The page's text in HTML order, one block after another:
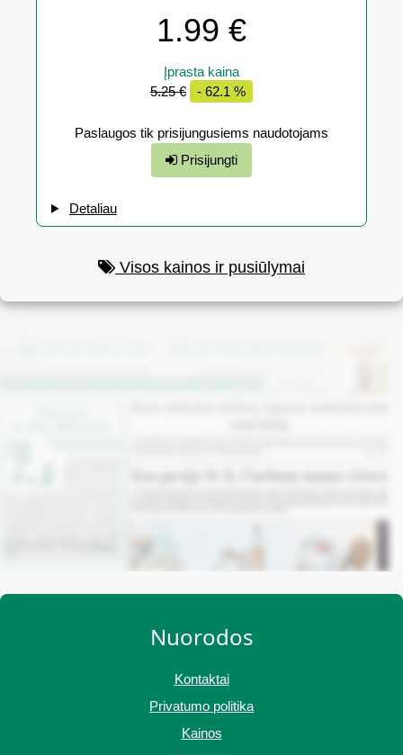
1.99 €
Įprasta kaina
5.25 €
- 62.1 %
Paslaugos tik prisijungusiems naudotojams
Prisijungti
Detaliau
Visos kainos ir pusiūlymai
Nuorodos
Kontaktai
Privatumo politika
Kainos